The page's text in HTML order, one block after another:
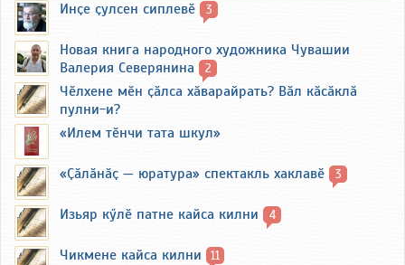
Инҫе ҫулсен сиплевӗ 3
Новая книга народного художника Чувашии
Валерия Северянина
2
Чӗлхене мӗн ҫӑлса хӑварайрать? Вӑл кӑсӑклӑ
пулни-и?
«Илем тӗнчи тата шкул»
«Ҫӑлӑнӑҫ — юратура» спектакль хаклавӗ 3
Изьяр кӳлӗ патне кайса килни 4
Чикмене кайса килни 11